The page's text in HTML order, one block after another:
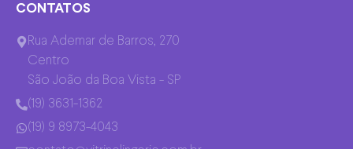
CONTATOS
Rua Ademar de Barros, 270
Centro
São João da Boa Vista - SP
(19) 3631-1362
(19) 9 8973-4043